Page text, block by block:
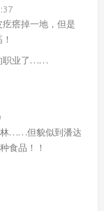
瘩掉一地，但是
职业了……
林……但貌似到潘达
食品！！